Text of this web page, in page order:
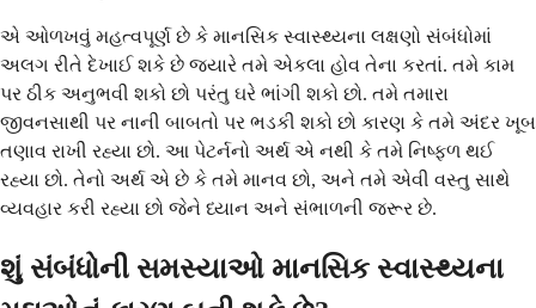
એ ઓળખવું મહત્વપૂર્ણ છે કે માનસિક સ્વાસ્થ્યના લક્ષણો સંબંધોમાં
અલગ રીતે દેખાઈ શકે છે જ્યારે તમે એકલા હોવ તેના કરતાં. તમે કામ
પર ઠીક અનુભવી શકો છો પરંતુ ઘરે ભાંગી શકો છો. તમે તમારા
જીવનસાથી પર નાની બાબતો પર ભડકી શકો છો કારણ કે તમે અંદર ખૂબ
તણાવ રાખી રહ્યા છો. આ પેટર્નનો અર્થ એ નથી કે તમે નિષ્ફળ થઈ
રહ્યા છો. તેનો અર્થ એ છે કે તમે માનવ છો, અને તમે એવી વસ્તુ સાથે
વ્યવહાર કરી રહ્યા છો જેને ધ્યાન અને સંભાળની જરૂર છે.
શું સંબંધોની સમસ્યાઓ માનસિક સ્વાસ્થ્યના